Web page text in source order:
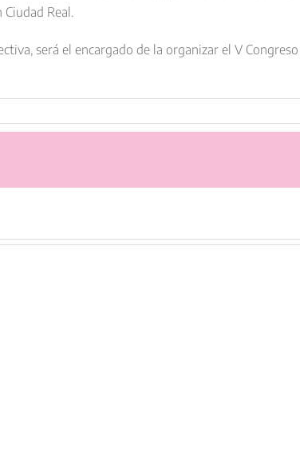
Real.
será el encargado de la organizar el V